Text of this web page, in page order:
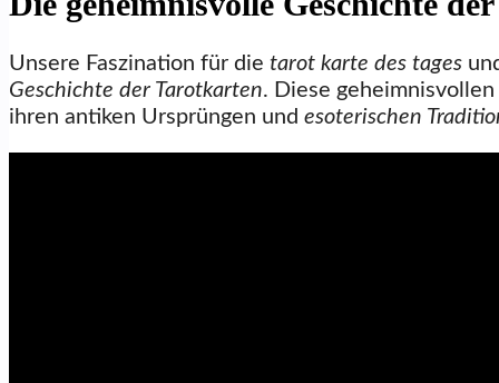
Unsere Faszination für die tarot karte des tages
Geschichte der Tarotkarten. Diese
ihren antiken Ursprüngen und esoterischen